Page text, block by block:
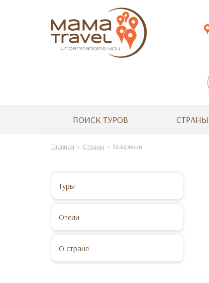
ПОИСК ТУРОВ СТРАНЫ
Главная Страны Маврикий
Туры
Отели
О стране